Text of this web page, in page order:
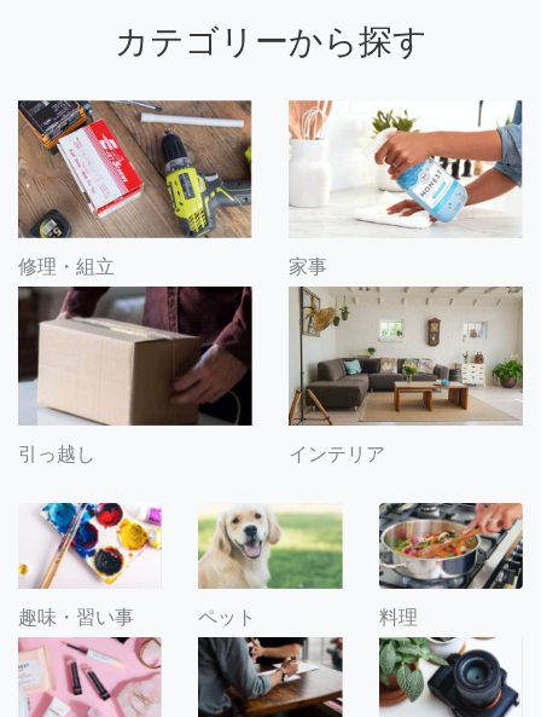
カテゴリーから探す
修理・組立 家事
引っ越し インテリア
趣味・習い事 ペット 料理